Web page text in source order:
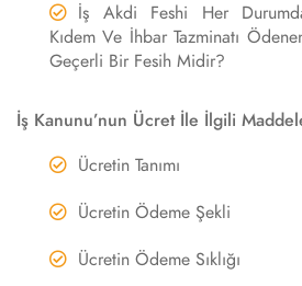
İş Akdi Feshi Her
Kıdem Ve İhbar Tazminatı
Geçerli Bir Fesih Midir?
İş Kanunu’nun Ücret İle İlgili
Ücretin Tanımı
Ücretin Ödeme Şekli
Ücretin Ödeme Sıklığı